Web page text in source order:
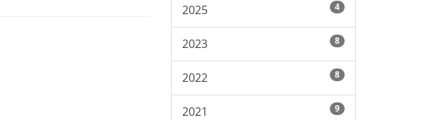
2025 4
2023 8
2022 8
2021 9